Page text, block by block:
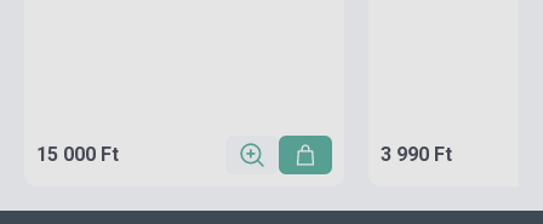
15 000 Ft 3 990 Ft